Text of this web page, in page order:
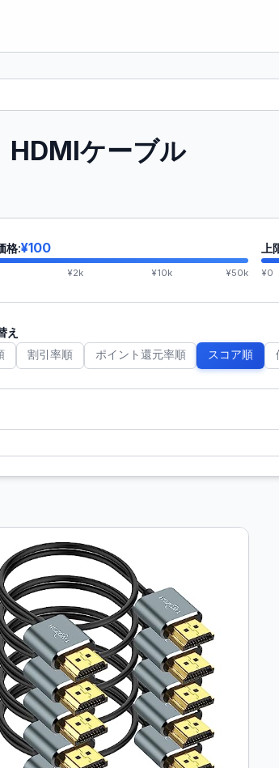
HDMIケーブル
格:¥100
¥2k ¥10k ¥50k ¥0
え
割引率順 ポイント還元率順 スコア順